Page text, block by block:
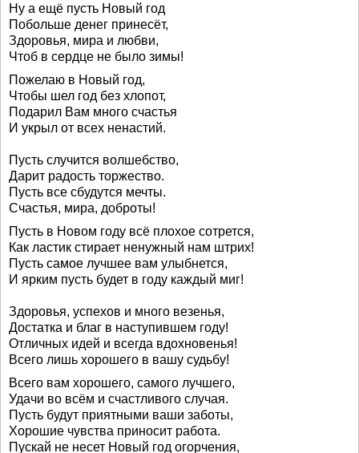
Ну а ещё пусть Новый год
Побольше денег принесёт,
Здоровья, мира и любви,
Чтоб в сердце не было зимы!
Пожелаю в Новый год,
Чтобы шел год без хлопот,
Подарил Вам много счастья
И укрыл от всех ненастий.
Пусть случится волшебство,
Дарит радость торжество.
Пусть все сбудутся мечты.
Счастья, мира, доброты!
Пусть в Новом году всё плохое сотрется,
Как ластик стирает ненужный нам штрих!
Пусть самое лучшее вам улыбнется,
И ярким пусть будет в году каждый миг!
Здоровья, успехов и много везенья,
Достатка и благ в наступившем году!
Отличных идей и всегда вдохновенья!
Всего лишь хорошего в вашу судьбу!
Всего вам хорошего, самого лучшего,
Удачи во всём и счастливого случая.
Пусть будут приятными ваши заботы,
Хорошие чувства приносит работа.
Пускай не несет Новый год огорчения,